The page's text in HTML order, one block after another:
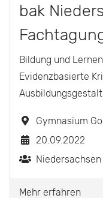
bak
Bildung und
Evidenzbasierte
Gymnasium
20.09.2022
Niedersachsen
Mehr erfahren